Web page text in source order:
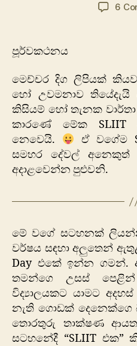
6
පූර්වකථනය
මෙච්චර දිග ලිපියක්
හෝ උවමනාව
කිසියම් හෝ තැනක
කාරණේ මේක SLIIT
නෙවෙයි.
ඒ වගේම
සමහර දේවල් අනෙකුත්
අදාළවෙන්න පුළුවනි.
මේ වගේ සටහනක්
වර්ෂය සඳහා අලුතෙන්
Day එකේ ඉන්න ගමන්.
තමන්ගෙ උසස්
විද්‍යාලයකට යාමට
නැති ගොඩක් දෙනෙක්ගෙ
තොරතුරු තාක්ෂණ
සටහනේදී “SLIIT